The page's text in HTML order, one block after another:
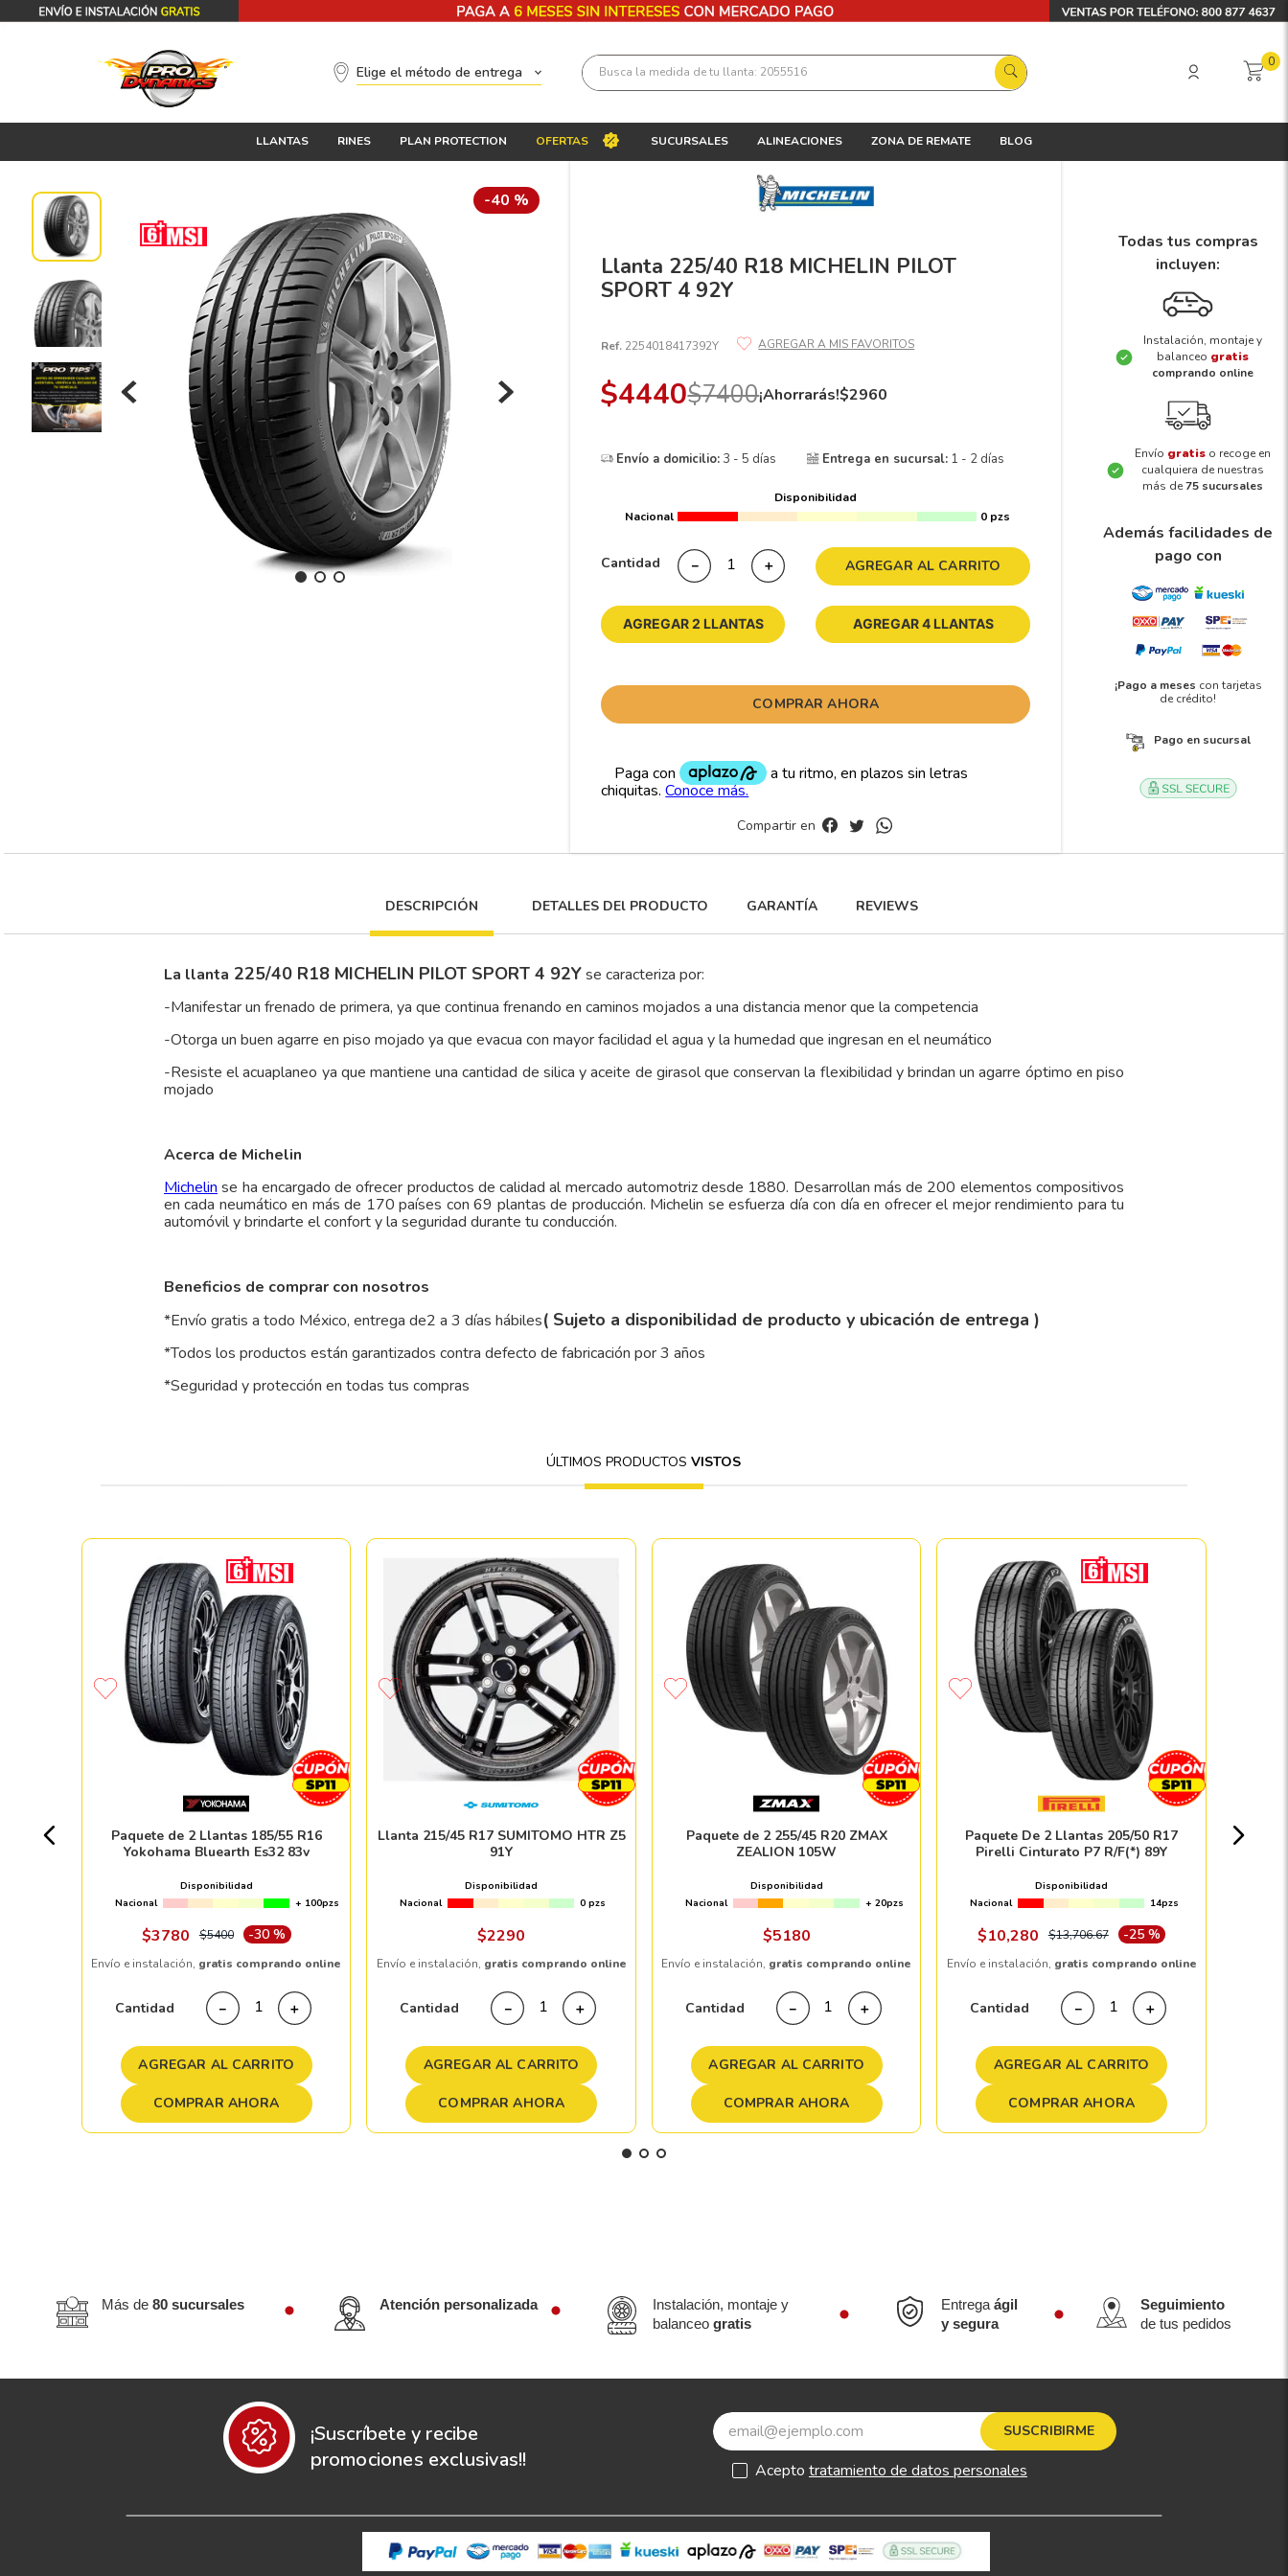
Elige el método de entrega Busca la medida de tu llanta: 2055516 0
LLANTAS RINES PLAN PROTECTION OFERTAS SUCURSALES ALINEACIONES ZONA DE REMATE BLOG
-40 %
Llanta 225/40 R18 MICHELIN PILOT
SPORT 4 92Y
Ref. 2254018417392Y
$4440$7400¡Ahorrarás!$2960
Envío a domicilio:3 - 5 días Entrega en sucursal: 1 - 2 días
Disponibilidad
Nacional
0 pzs
Cantidad ＋
－ AGREGAR AL CARRITO
AGREGAR 2 LLANTAS AGREGAR 4 LLANTAS
COMPRAR AHORA
Compartir en
Todas tus compras
incluyen:
Instalación, montaje y
balanceo gratis
comprando online
Envío gratis o recoge en
cualquiera de nuestras
más de75 sucursales
Además facilidades de
pago con
¡Pago a meses con tarjetas
de crédito!
Pago en sucursal
DESCRIPCIÓN DETALLES DEl PRODUCTO GARANTÍA REVIEWS
La llanta 225/40 R18 MICHELIN PILOT SPORT 4 92Yse caracteriza por:
-Manifestar un frenado de primera, ya que continua frenando en caminos mojados a una distancia menor que la competencia
-Otorga un buen agarre en piso mojado ya que evacua con mayor facilidad el agua y la humedad que ingresan en el neumático
-Resiste el acuaplaneo ya que mantiene una cantidad de silica y aceite de girasol que conservan la flexibilidad y brindan un agarre óptimo en piso
mojado
Acerca de Michelin
Michelin se ha encargado de ofrecer productos de calidad al mercado automotriz desde 1880. Desarrollan más de 200 elementos compositivos
en cada neumático en más de 170 países con 69 plantas de producción. Michelin se esfuerza día con día en ofrecer el mejor rendimiento para tu
automóvil y brindarte el confort y la seguridad durante tu conducción.
Beneficios de comprar con nosotros
*Envío gratis a todo México, entrega de2 a 3 días hábiles( Sujeto a disponibilidad de producto y ubicación de entrega )
*Todos los productos están garantizados contra defecto de fabricación por 3 años
*Seguridad y protección en todas tus compras
ÚLTIMOS PRODUCTOSVISTOS
Paquete de 2 Llantas 185/55 R16
Yokohama Bluearth Es32 83v
Disponibilidad
Nacional
+ 100pzs
$3780 $5400 -30 %
Envío e instalación, gratis comprando online
Cantidad ＋
－
AGREGAR AL CARRITO
COMPRAR AHORA
Llanta 215/45 R17 SUMITOMO HTR Z5
91Y
Disponibilidad
Nacional
0 pzs
$2290
Envío e instalación, gratis comprando online
Cantidad ＋
－
AGREGAR AL CARRITO
COMPRAR AHORA
Paquete de 2 255/45 R20 ZMAX
ZEALION 105W
Disponibilidad
Nacional
+ 20pzs
$5180
Envío e instalación, gratis comprando online
Cantidad ＋
－
AGREGAR AL CARRITO
COMPRAR AHORA
Paquete De 2 Llantas 205/50 R17
Pirelli Cinturato P7 R/F(*) 89Y
Disponibilidad
Nacional
14pzs
$10,280 $13,706.67 -25 %
Envío e instalación, gratis comprando online
Cantidad ＋
－
AGREGAR AL CARRITO
COMPRAR AHORA
Más de 80 sucursales Atención personalizada
Instalación, montaje y
balanceogratis
Entregaágil
y segura
Seguimiento
de tus pedidos
¡Suscríbete y recibe
promociones exclusivas!!
SUSCRIBIRME
Acepto tratamiento de datos personales
Términos más buscados